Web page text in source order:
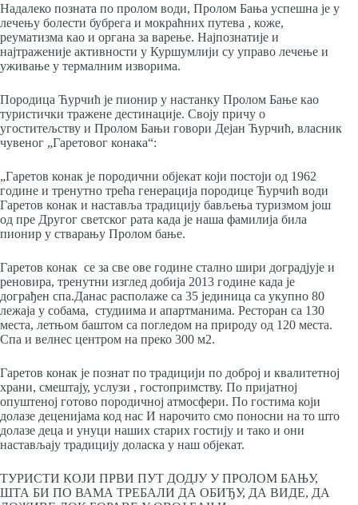
Надалеко позната по пролом води, Пролом Бања успешна је у
лечењу болести бубрега и мокраћних путева , коже,
реуматизма као и органа за варење. Најпознатије и
најтраженије активности у Куршумлији су управо лечење и
уживање у термалним изворима.
Породица Ћурчић је пионир у настанку Пролом Бање као
туристички тражене дестинације. Своју причу о
угоститељству и Пролом Бањи говори Дејан Ћурчић, власник
чувеног „Гаретовог конака“:
„Гаретов конак је породични објекат који постоји од 1962
године и тренутно трећа генерација породице Ћурчић води
Гаретов конак и наставља традицију бављења туризмом још
од пре Другог светског рата када је наша фамилија била
пионир у стварању Пролом бање.
Гаретов конак се за све ове године стално шири доградјује и
реновира, тренутни изглед добија 2013 године када је
дограђен спа.Данас располаже са 35 јединица са укупно 80
лежаја у собама, студиима и апартманима. Ресторан са 130
места, летњом баштом са погледом на природу од 120 места.
Спа и велнес центром на преко 300 м2.
Гаретов конак је познат по традицији по доброј и квалитетној
храни, смештају, услузи , гостопримству. По пријатној
опуштеној готово породичној атмосфери. По гостима који
долазе деценијама код нас И нарочито смо поносни на то што
долазе деца и унуци наших старих гостију и тако и они
настављају традицију доласка у наш објекат.
ТУРИСТИ КОЈИ ПРВИ ПУТ ДОДЈУ У ПРОЛОМ БАЊУ,
ШТА БИ ПО ВАМА ТРЕБАЛИ ДА ОБИЂУ, ДА ВИДЕ, ДА